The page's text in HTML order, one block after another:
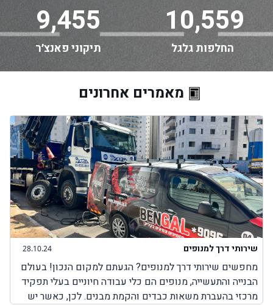
9,455
תיקוני פאנצ׳ר
10,559
החלפות גלגל
מאמרים אחרונים
28.10.24 שירותי דרך למנופים
מחפשים שירותי דרך למנופים? הגעתם למקום הנכון! בעולם
הבנייה והתעשייה, מנופים הם כלי עבודה חיוניים בעלי תפקיד
מרכזי בהעברת משאות כבדים והקמת מבנים. לכן, כאשר יש